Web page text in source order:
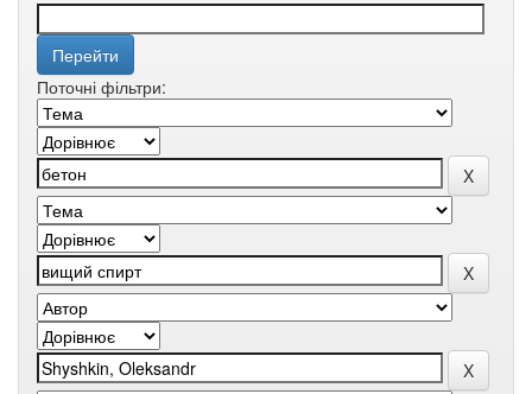
Поточні фільтри: